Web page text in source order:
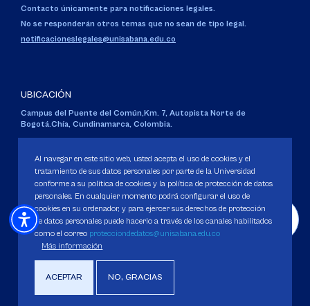
Contacto únicamente para notificaciones legales.
No se responderán otros temas que no sean de tipo legal.
notificacioneslegales@unisabana.edu.co
UBICACIÓN
Campus del Puente del Común,Km. 7, Autopista Norte de
Bogotá.Chía, Cundinamarca, Colombia.
Código SNIES 1711
Personería Jurídica:Resolución 130 del 14 de enero de 1980.
Ministerio de Educación Nacional.
Política de Protección de datos
Política de Cookies
Derechos Pecuniarios
Al navegar en este sitio web, usted acepta el uso de cookies y el
tratamiento de sus datos personales por parte de la Universidad
conforme a su política de cookies y la política de protección de datos
personales. En cualquier momento podrá configurar el uso de
cookies en su ordenador, y para ejercer sus derechos de protección
de datos personales puede hacerlo a través de los canales habilitados
como el correo protecciondedatos@unisabana.edu.co
Más información
ACEPTAR NO, GRACIAS